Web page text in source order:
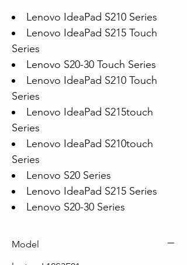
Lenovo IdeaPad S210 Series
Lenovo IdeaPad S215 Touch
Series
Lenovo S20-30 Touch Series
Lenovo IdeaPad S210 Touch
Series
Lenovo IdeaPad S215touch
Series
Lenovo IdeaPad S210touch
Series
Lenovo S20 Series
Lenovo IdeaPad S215 Series
Lenovo S20-30 Series
Model